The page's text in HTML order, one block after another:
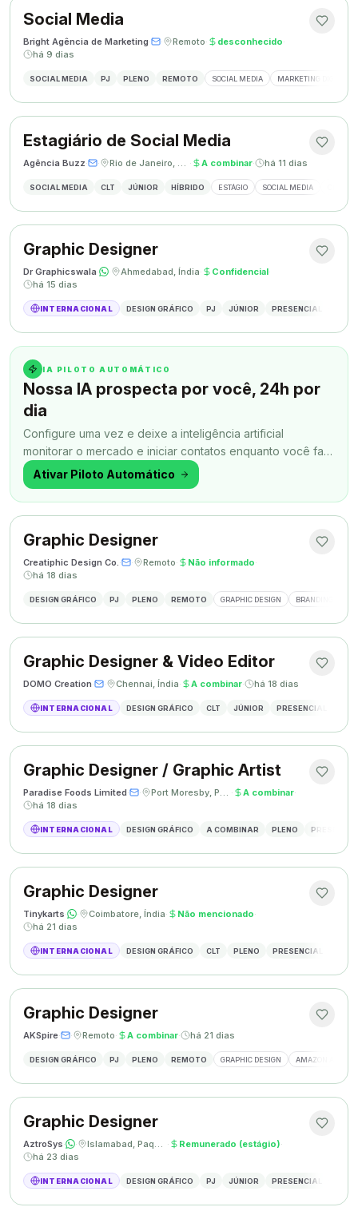
Social Media
Bright Agência de Marketing· · Remoto· desconhecido·
há 9 dias
SOCIAL MEDIA PJ PLENO REMOTO SOCIAL MEDIA MARKETING DIGITAL
Estagiário de Social Media
Agência Buzz· · Rio de Janeiro, Brasil · A combinar· há 11 dias
SOCIAL MEDIA CLT JÚNIOR HÍBRIDO ESTÁGIO SOCIAL MEDIA
Graphic Designer
Dr Graphicswala· · Ahmedabad, Índia· Confidencial·
há 15 dias
INTERNACIONAL DESIGN GRÁFICO PJ JÚNIOR PRESENCIAL
IA PILOTO AUTOMÁTICO
Nossa IA prospecta por você, 24h por
dia
Configure uma vez e deixe a inteligência artificial
monitorar o mercado e iniciar contatos enquanto você faz
outra coisa.
Ativar Piloto Automático
Graphic Designer
Creatiphic Design Co.· · Remoto· Não informado·
há 18 dias
DESIGN GRÁFICO PJ PLENO REMOTO GRAPHIC DESIGN BRANDING
Graphic Designer & Video Editor
DOMO Creation· · Chennai, Índia· A combinar· há 18 dias
INTERNACIONAL DESIGN GRÁFICO CLT JÚNIOR PRESENCIAL
Graphic Designer / Graphic Artist
Paradise Foods Limited· · Port Moresby, Papua Nova Guiné · A combinar·
há 18 dias
INTERNACIONAL DESIGN GRÁFICO A COMBINAR PLENO
Graphic Designer
Tinykarts· · Coimbatore, Índia· Não mencionado·
há 21 dias
INTERNACIONAL DESIGN GRÁFICO CLT PLENO PRESENCIAL
Graphic Designer
AKSpire· · Remoto· A combinar· há 21 dias
DESIGN GRÁFICO PJ PLENO REMOTO GRAPHIC DESIGN AMAZON A+
Graphic Designer
AztroSys· · Islamabad, Paquistão · Remunerado (estágio)·
há 23 dias
INTERNACIONAL DESIGN GRÁFICO PJ JÚNIOR PRESENCIAL